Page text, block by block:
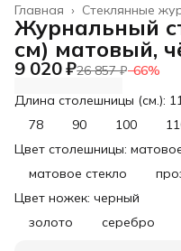
Стеклянные
Главная ›
Журнальный
см) матовый,
9 020 ₽26 857 ₽−66%
Длина столешницы (см.):
78
90 100
Цвет столешницы:
матовое стекло
Цвет ножек: черный
золото
серебро